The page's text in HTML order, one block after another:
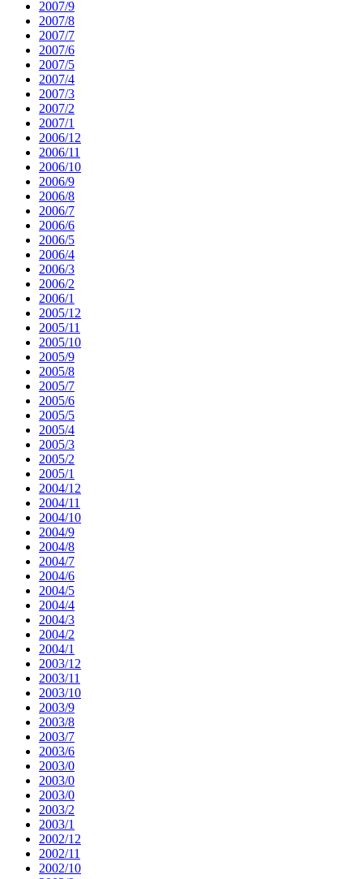
2007/9
2007/8
2007/7
2007/6
2007/5
2007/4
2007/3
2007/2
2007/1
2006/12
2006/11
2006/10
2006/9
2006/8
2006/7
2006/6
2006/5
2006/4
2006/3
2006/2
2006/1
2005/12
2005/11
2005/10
2005/9
2005/8
2005/7
2005/6
2005/5
2005/4
2005/3
2005/2
2005/1
2004/12
2004/11
2004/10
2004/9
2004/8
2004/7
2004/6
2004/5
2004/4
2004/3
2004/2
2004/1
2003/12
2003/11
2003/10
2003/9
2003/8
2003/7
2003/6
2003/0
2003/0
2003/0
2003/2
2003/1
2002/12
2002/11
2002/10